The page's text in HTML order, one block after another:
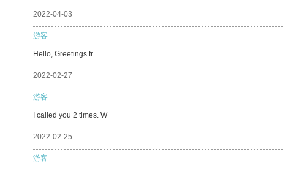
2022-04-03
游客
Hello, Greetings fr
2022-02-27
游客
I called you 2 times. W
2022-02-25
游客